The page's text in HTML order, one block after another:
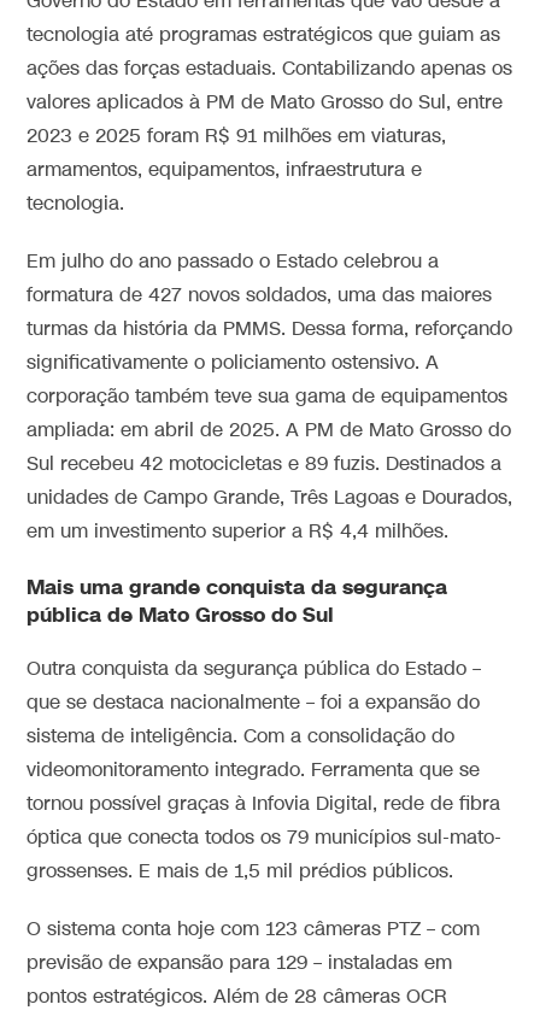
tecnologia até programas estratégicos que guiam as
ações das forças estaduais. Contabilizando apenas os
valores aplicados à PM de Mato Grosso do Sul, entre
2023 e 2025 foram R$ 91 milhões em viaturas,
armamentos, equipamentos, infraestrutura e
tecnologia.
Em julho do ano passado o Estado celebrou a
formatura de 427 novos soldados, uma das maiores
turmas da história da PMMS. Dessa forma, reforçando
significativamente o policiamento ostensivo. A
corporação também teve sua gama de equipamentos
ampliada: em abril de 2025. A PM de Mato Grosso do
Sul recebeu 42 motocicletas e 89 fuzis. Destinados a
unidades de Campo Grande, Três Lagoas e Dourados,
em um investimento superior a R$ 4,4 milhões.
Mais uma grande conquista da segurança
pública de Mato Grosso do Sul
Outra conquista da segurança pública do Estado –
que se destaca nacionalmente – foi a expansão do
sistema de inteligência. Com a consolidação do
videomonitoramento integrado. Ferramenta que se
tornou possível graças à Infovia Digital, rede de fibra
óptica que conecta todos os 79 municípios sul-mato-
grossenses. E mais de 1,5 mil prédios públicos.
O sistema conta hoje com 123 câmeras PTZ – com
previsão de expansão para 129 – instaladas em
pontos estratégicos. Além de 28 câmeras OCR